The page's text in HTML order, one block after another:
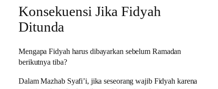
Konsekuensi Jika Fidyah
Ditunda
Mengapa Fidyah harus dibayarkan sebelum Ramadan
berikutnya tiba?
Dalam Mazhab Syafi’i, jika seseorang wajib Fidyah karena